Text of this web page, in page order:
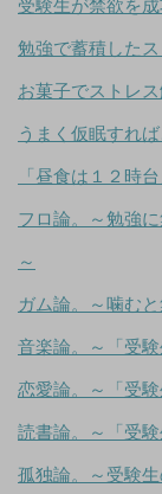
受験生が禁欲を
勉強で蓄積した
お菓子でストレ
うまく仮眠すれ
「昼食は１２時
フロ論。～勉強
～
ガム論。～噛む
音楽論。～「受
恋愛論。～「受
読書論。～「受
孤独論。～受験